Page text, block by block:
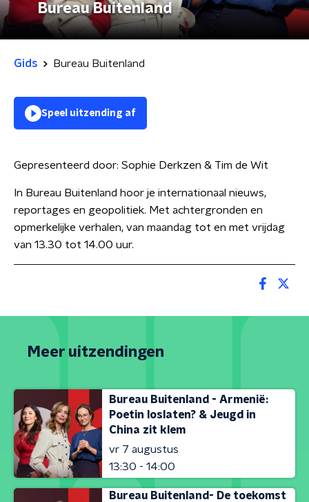
Bureau Buitenland
Gids Bureau Buitenland
Speel uitzending af
Gepresenteerd door: Sophie Derkzen & Tim de Wit
In Bureau Buitenland hoor je internationaal nieuws,
reportages en geopolitiek. Met achtergronden en
opmerkelijke verhalen, van maandag tot en met vrijdag
van 13.30 tot 14.00 uur.
Meer uitzendingen
Bureau Buitenland - Armenië:
Poetin loslaten? & Jeugd in
China zit klem
vr 7 augustus
13:30 - 14:00
Bureau Buitenland- De toekomst